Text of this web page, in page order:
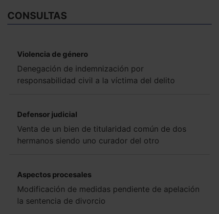
CONSULTAS
Violencia de género
Denegación de indemnización por
responsabilidad civil a la víctima del delito
Defensor judicial
Venta de un bien de titularidad común de dos
hermanos siendo uno curador del otro
Aspectos procesales
Modificación de medidas pendiente de apelación
la sentencia de divorcio